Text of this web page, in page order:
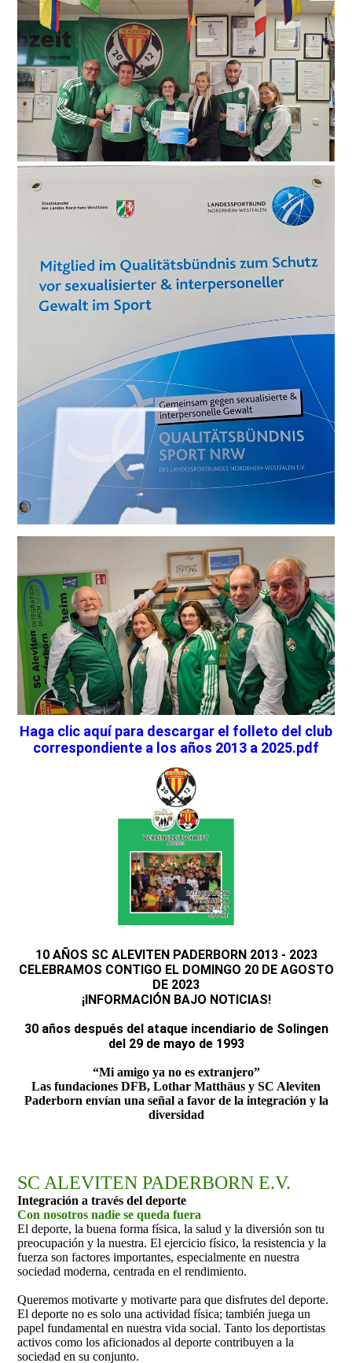
Haga clic aquí para descargar el folleto del club
correspondiente a los años 2013 a 2025.pdf
10 AÑOS SC ALEVITEN PADERBORN 2013 - 2023
CELEBRAMOS CONTIGO EL DOMINGO 20 DE AGOSTO
DE 2023
¡INFORMACIÓN BAJO NOTICIAS!
30 años después del ataque incendiario de Solingen
del 29 de mayo de 1993
“Mi amigo ya no es extranjero”
Las fundaciones DFB, Lothar Matthäus y SC Aleviten
Paderborn envían una señal a favor de la integración y la
diversidad
SC ALEVITEN PADERBORN E.V.
Integración a través del deporte
Con nosotros nadie se queda fuera
El deporte, la buena forma física, la salud y la diversión son tu
preocupación y la nuestra. El ejercicio físico, la resistencia y la
fuerza son factores importantes, especialmente en nuestra
sociedad moderna, centrada en el rendimiento.
Queremos motivarte y motivarte para que disfrutes del deporte.
El deporte no es solo una actividad física; también juega un
papel fundamental en nuestra vida social. Tanto los deportistas
activos como los aficionados al deporte contribuyen a la
sociedad en su conjunto.